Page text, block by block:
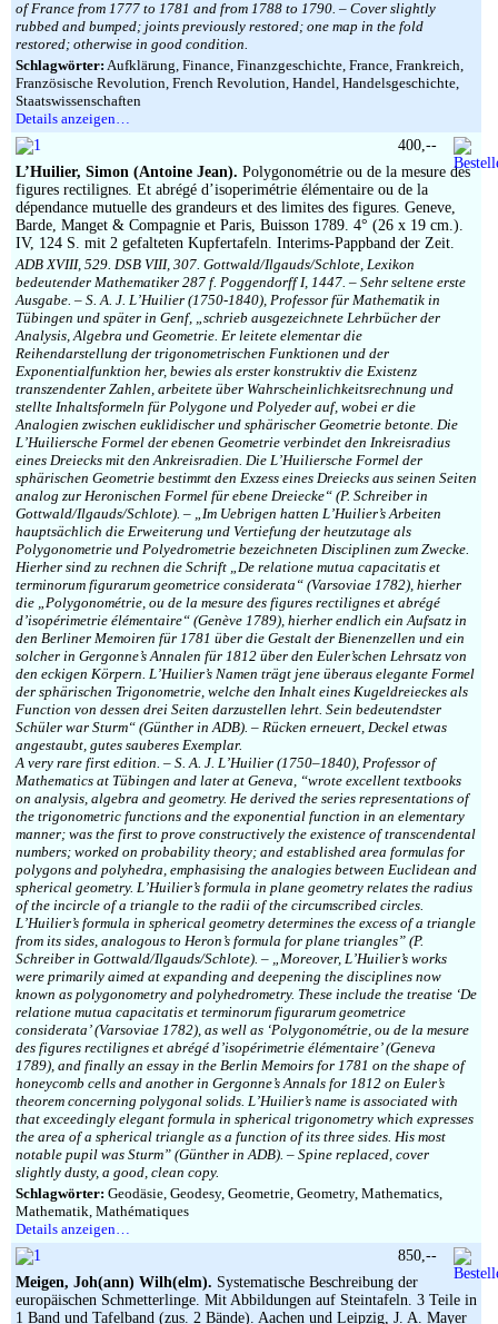
of France from 1777 to 1781 and from 1788 to 1790. – Cover slightly
rubbed and bumped; joints previously restored; one map in the fold
restored; otherwise in good condition.
Schlagwörter: Aufklärung, Finance, Finanzgeschichte, France, Frankreich,
Französische Revolution, French Revolution, Handel, Handelsgeschichte,
Staatswissenschaften
Details anzeigen…
L’Huilier, Simon (Antoine Jean). Polygonométrie ou de la mesure des
figures rectilignes. Et abrégé d’isoperimétrie élémentaire ou de la
dépendance mutuelle des grandeurs et des limites des figures. Geneve,
Barde, Manget & Compagnie et Paris, Buisson 1789. 4° (26 x 19 cm.).
IV, 124 S. mit 2 gefalteten Kupfertafeln. Interims-Pappband der Zeit.
ADB XVIII, 529. DSB VIII, 307. Gottwald/Ilgauds/Schlote, Lexikon
bedeutender Mathematiker 287 f. Poggendorff I, 1447. – Sehr seltene erste
Ausgabe. – S. A. J. L’Huilier (1750-1840), Professor für Mathematik in
Tübingen und später in Genf, „schrieb ausgezeichnete Lehrbücher der
Analysis, Algebra und Geometrie. Er leitete elementar die
Reihendarstellung der trigonometrischen Funktionen und der
Exponentialfunktion her, bewies als erster konstruktiv die Existenz
transzendenter Zahlen, arbeitete über Wahrscheinlichkeitsrechnung und
stellte Inhaltsformeln für Polygone und Polyeder auf, wobei er die
Analogien zwischen euklidischer und sphärischer Geometrie betonte. Die
L’Huiliersche Formel der ebenen Geometrie verbindet den Inkreisradius
eines Dreiecks mit den Ankreisradien. Die L’Huiliersche Formel der
sphärischen Geometrie bestimmt den Exzess eines Dreiecks aus seinen Seiten
analog zur Heronischen Formel für ebene Dreiecke“ (P. Schreiber in
Gottwald/Ilgauds/Schlote). – „Im Uebrigen hatten L’Huilier’s Arbeiten
hauptsächlich die Erweiterung und Vertiefung der heutzutage als
Polygonometrie und Polyedrometrie bezeichneten Disciplinen zum Zwecke.
Hierher sind zu rechnen die Schrift „De relatione mutua capacitatis et
terminorum figurarum geometrice considerata“ (Varsoviae 1782), hierher
die „Polygonométrie, ou de la mesure des figures rectilignes et abrégé
d’isopérimetrie élémentaire“ (Genève 1789), hierher endlich ein Aufsatz in
den Berliner Memoiren für 1781 über die Gestalt der Bienenzellen und ein
solcher in Gergonne’s Annalen für 1812 über den Euler’schen Lehrsatz von
den eckigen Körpern. L’Huilier’s Namen trägt jene überaus elegante Formel
der sphärischen Trigonometrie, welche den Inhalt eines Kugeldreieckes als
Function von dessen drei Seiten darzustellen lehrt. Sein bedeutendster
Schüler war Sturm“ (Günther in ADB). – Rücken erneuert, Deckel etwas
angestaubt, gutes sauberes Exemplar.
A very rare first edition. – S. A. J. L’Huilier (1750–1840), Professor of
Mathematics at Tübingen and later at Geneva, “wrote excellent textbooks
on analysis, algebra and geometry. He derived the series representations of
the trigonometric functions and the exponential function in an elementary
manner; was the first to prove constructively the existence of transcendental
numbers; worked on probability theory; and established area formulas for
polygons and polyhedra, emphasising the analogies between Euclidean and
spherical geometry. L’Huilier’s formula in plane geometry relates the radius
of the incircle of a triangle to the radii of the circumscribed circles.
L’Huilier’s formula in spherical geometry determines the excess of a triangle
from its sides, analogous to Heron’s formula for plane triangles” (P.
Schreiber in Gottwald/Ilgauds/Schlote). – „Moreover, L’Huilier’s works
were primarily aimed at expanding and deepening the disciplines now
known as polygonometry and polyhedrometry. These include the treatise ‘De
relatione mutua capacitatis et terminorum figurarum geometrice
considerata’ (Varsoviae 1782), as well as ‘Polygonométrie, ou de la mesure
des figures rectilignes et abrégé d’isopérimetrie élémentaire’ (Geneva
1789), and finally an essay in the Berlin Memoirs for 1781 on the shape of
honeycomb cells and another in Gergonne’s Annals for 1812 on Euler’s
theorem concerning polygonal solids. L’Huilier’s name is associated with
that exceedingly elegant formula in spherical trigonometry which expresses
the area of a spherical triangle as a function of its three sides. His most
notable pupil was Sturm” (Günther in ADB). – Spine replaced, cover
slightly dusty, a good, clean copy.
Schlagwörter: Geodäsie, Geodesy, Geometrie, Geometry, Mathematics,
Mathematik, Mathématiques
Details anzeigen…
400,--
Meigen, Joh(ann) Wilh(elm). Systematische Beschreibung der
europäischen Schmetterlinge. Mit Abbildungen auf Steintafeln. 3 Teile in
1 Band und Tafelband (zus. 2 Bände). Aachen und Leipzig, J. A. Mayer
850,--